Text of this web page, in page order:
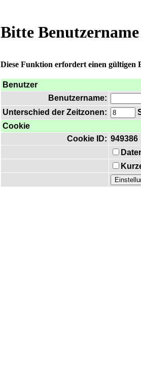
Bitte
Diese Funktion erfordert einen gültigen
Benutzer
Benutzername:
Unterschied der Zeitzonen:
Cookie
Cookie ID: 949386